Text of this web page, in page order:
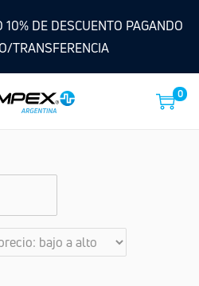
DE DESCUENTO PAGANDO
TRANSFERENCIA
0